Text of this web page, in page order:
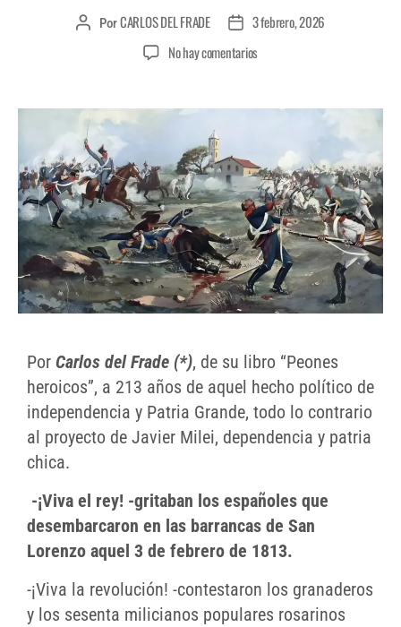
PorCARLOS DEL FRADE
3 febrero, 2026
No hay comentarios
Por Carlos del Frade (*), de su libro “Peones
heroicos”, a 213 años de aquel hecho político de
independencia y Patria Grande, todo lo contrario
al proyecto de Javier Milei, dependencia y patria
chica.
-¡Viva el rey! -gritaban los españoles que
desembarcaron en las barrancas de San
Lorenzo aquel 3 de febrero de 1813.
-¡Viva la revolución! -contestaron los granaderos
y los sesenta milicianos populares rosarinos